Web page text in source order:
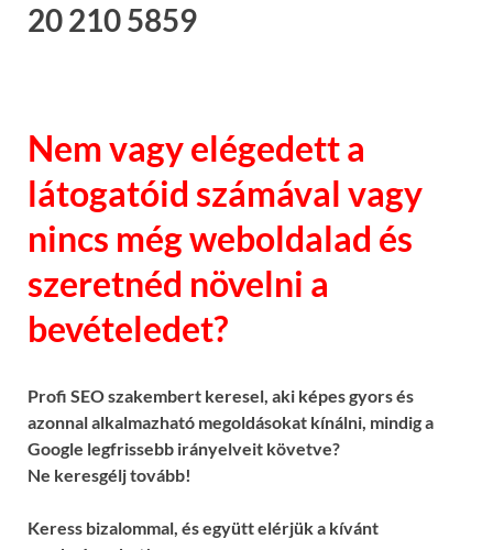
20 210 5859
Nem vagy elégedett a
látogatóid számával vagy
nincs még weboldalad és
szeretnéd növelni a
bevételedet?
Profi SEO szakembert keresel, aki képes gyors és
azonnal alkalmazható megoldásokat kínálni, mindig a
Google legfrissebb irányelveit követve?
Ne keresgélj tovább!
Keress bizalommal, és együtt elérjük a kívánt